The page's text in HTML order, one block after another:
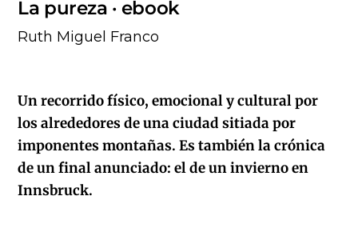
La pureza · ebook
Ruth Miguel Franco
Un recorrido físico, emocional y cultural por
los alrededores de una ciudad sitiada por
imponentes montañas. Es también la crónica
de un final anunciado: el de un invierno en
Innsbruck.